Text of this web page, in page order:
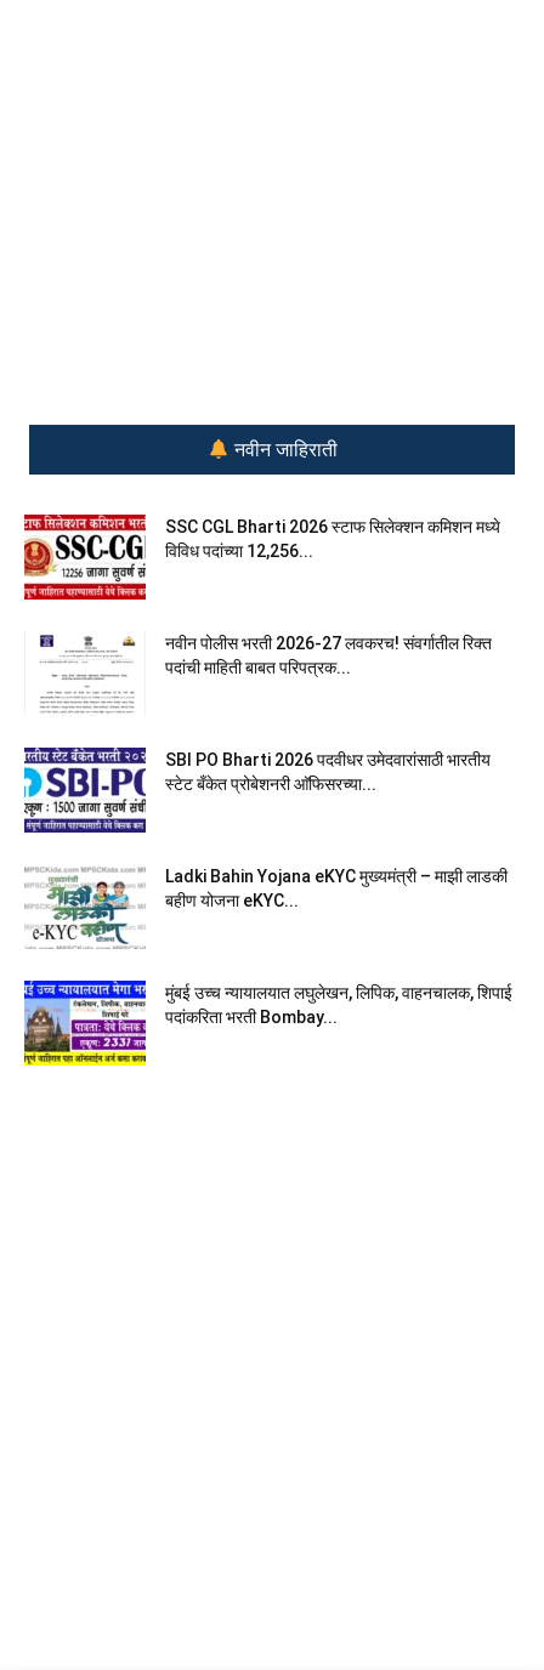
नवीन जाहिराती
SSC CGL Bharti 2026 स्टाफ सिलेक्शन कमिशन मध्ये
विविध पदांच्या 12,256...
नवीन पोलीस भरती 2026-27 लवकरच! संवर्गातील रिक्त
पदांची माहिती बाबत परिपत्रक...
SBI PO Bharti 2026 पदवीधर उमेदवारांसाठी भारतीय
स्टेट बँकेत प्रोबेशनरी आ‍ॅफिसरच्या...
Ladki Bahin Yojana eKYC मुख्यमंत्री – माझी लाडकी
बहीण योजना eKYC...
मुंबई उच्च न्यायालयात लघुलेखन, लिपिक, वाहनचालक, शिपाई
पदांकरिता भरती Bombay...